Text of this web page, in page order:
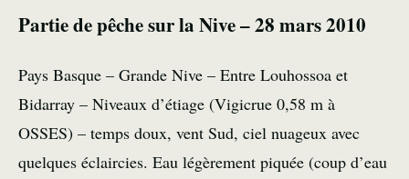
Partie de pêche sur la Nive – 28 mars 2010
Pays Basque – Grande Nive – Entre Louhossoa et
Bidarray – Niveaux d’étiage (Vigicrue 0,58 m à
OSSES) – temps doux, vent Sud, ciel nuageux avec
quelques éclaircies. Eau légèrement piquée (coup d’eau